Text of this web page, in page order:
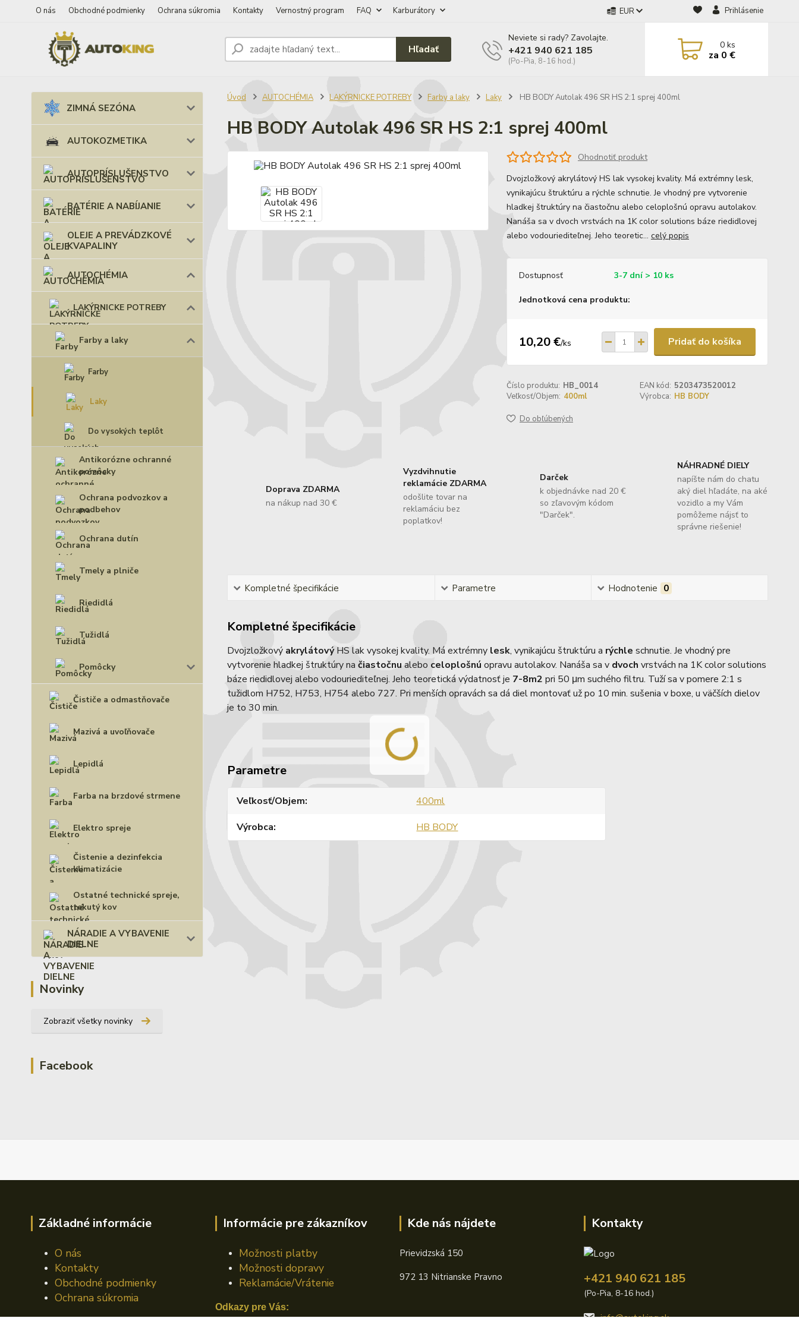
O nás Obchodné podmienky Ochrana súkromia Kontakty Vernostný program FAQ Karburátory EUR Prihlásenie
Hľadať
Neviete si rady? Zavolajte.
+421 940 621 185
(Po-Pia, 8-16 hod.)
0ks
za 0 €
ZIMNÁ SEZÓNA
AUTOKOZMETIKA
AUTOPRÍSLUŠENSTVO
BATÉRIE A NABÍJANIE
OLEJE A PREVÁDZKOVÉ
KVAPALINY
AUTOCHÉMIA
LAKÝRNICKE POTREBY
Farby a laky
Farby
Laky
Do vysokých teplôt
Antikorózne ochranné
pomôcky
Ochrana podvozkov a
podbehov
Ochrana dutín
Tmely a plniče
Riedidlá
Tužidlá
Pomôcky
Čističe a odmastňovače
Mazivá a uvoľňovače
Lepidlá
Farba na brzdové strmene
Elektro spreje
Čistenie a dezinfekcia
klimatizácie
Ostatné technické spreje,
tekutý kov
NÁRADIE A VYBAVENIE
DIELNE
Novinky
Zobraziť všetky novinky
Facebook
Úvod AUTOCHÉMIA LAKÝRNICKE POTREBY Farby a laky Laky HB BODY Autolak 496 SR HS 2:1 sprej 400ml
HB BODY Autolak 496 SR HS 2:1 sprej 400ml
Ohodnotiť produkt
Dvojzložkový akrylátový HS lak vysokej kvality. Má extrémny lesk,
vynikajúcu štruktúru a rýchle schnutie. Je vhodný pre vytvorenie
hladkej štruktúry na čiastočnu alebo celoplošnú opravu autolakov.
Nanáša sa v dvoch vrstvách na 1K color solutions báze riedidlovej
alebo vodouriediteľnej. Jeho teoretic... celý popis
Dostupnosť 3-7 dní > 10 ks
Jednotková cena produktu:
10,20 €/ks Pridať do košíka
Číslo produktu: HB_0014 EAN kód: 5203473520012
Veľkosť/Objem: 400ml Výrobca: HB BODY
Do obľúbených
Doprava ZDARMA
na nákup nad 30 €
Vyzdvihnutie
reklamácie ZDARMA
odošlite tovar na
reklamáciu bez
poplatkov!
Darček
k objednávke nad 20 €
so zľavovým kódom
"Darček".
NÁHRADNÉ DIELY
napíšte nám do chatu
aký diel hľadáte, na aké
vozidlo a my Vám
pomôžeme nájsť to
správne riešenie!
Kompletné špecifikácie Parametre Hodnotenie 0
Kompletné špecifikácie
Dvojzložkový akrylátovýHS lak vysokej kvality. Má extrémny lesk, vynikajúcu štruktúru a rýchle schnutie. Je vhodný pre
vytvorenie hladkej štruktúry na čiastočnu alebo celoplošnú opravu autolakov. Nanáša sa v dvoch vrstvách na 1K color solutions
báze riedidlovej alebo vodouriediteľnej. Jeho teoretická výdatnosť je 7-8m2 pri 50 μm suchého filtru. Tuží sa v pomere 2:1 s
tužidlom H752, H753, H754 alebo 727. Pri menších opravách sa dá diel montovať už po 10 min. sušenia v boxe, u väčších dielov
je to 30 min.
Parametre
Veľkosť/Objem
400ml
Výrobca
HB BODY
Základné informácie
O nás
Kontakty
Obchodné podmienky
Ochrana súkromia
Informácie pre zákazníkov
Možnosti platby
Možnosti dopravy
Reklamácie/Vrátenie
Odkazy pre Vás:
Kde nás nájdete
Prievidzská 150
972 13 Nitrianske Pravno
Kontakty
+421 940 621 185
(Po-Pia, 8-16 hod.)
info@autoking.sk